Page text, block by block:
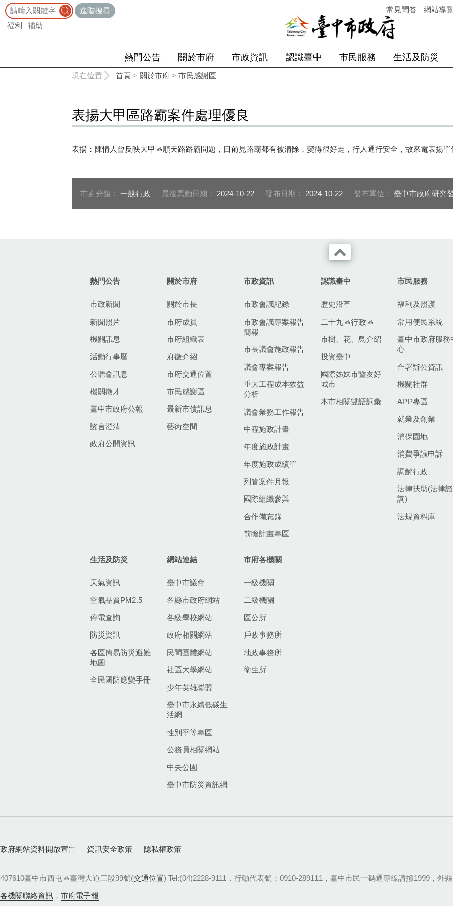
進階搜尋
福利
補助
常見問答 網站導
熱門公告 關於市府 市政資訊 認識臺中 市民服務 生活及防災
現在位置 首頁 > 關於市府 > 市民感謝區
表揚大甲區路霸案件處理優良
表揚：陳情人曾反映大甲區順天路路霸問題，目前見路霸都有被清除，變得很好走，行人通行安全，故來電表揚
市府分類： 一般行政 最後異動日期： 2024-10-22 發布日期： 2024-10-22 發布單位： 臺中市政府研究
熱門公告
市政新聞
新聞照片
機關訊息
活動行事曆
公聽會訊息
機關徵才
臺中市政府公報
謠言澄清
政府公開資訊
關於市府
關於市長
市府成員
市府組織表
府徽介紹
市府交通位置
市民感謝區
最新市債訊息
藝術空間
市政資訊
市政會議紀錄
市政會議專案報告
簡報
市長議會施政報告
議會專案報告
重大工程成本效益
分析
議會業務工作報告
中程施政計畫
年度施政計畫
年度施政成績單
列管案件月報
國際組織參與
合作備忘錄
前瞻計畫專區
認識臺中
歷史沿革
二十九區行政區
市樹、花、鳥介紹
投資臺中
國際姊妹市暨友好
城市
本市相關雙語詞彙
市民服務
福利及照護
常用便民系統
臺中市政府服務
心
合署辦公資訊
機關社群
APP專區
就業及創業
消保園地
消費爭議申訴
調解行政
法律扶助(法律諮
詢)
法規資料庫
生活及防災
天氣資訊
空氣品質PM2.5
停電查詢
防災資訊
各區簡易防災避難
地圖
全民國防應變手冊
網站連結
臺中市議會
各縣市政府網站
各級學校網站
政府相關網站
民間團體網站
社區大學網站
少年英雄聯盟
臺中市永續低碳生
活網
性別平等專區
公務員相關網站
中央公園
臺中市防災資訊網
市府各機關
一級機關
二級機關
區公所
戶政事務所
地政事務所
衛生所
政府網站資料開放宣告 資訊安全政策 隱私權政策
407610臺中市西屯區臺灣大道三段99號(交通位置) Tel:(04)2228-9111．行動代表號：0910-289111，臺中市民一碼通專線請撥1999，外
各機關聯絡資訊 ， 市府電子報